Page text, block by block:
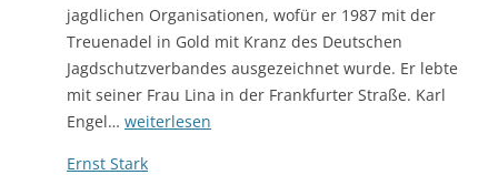
jagdlichen Organisationen, wofür er 1987 mit der
Treuenadel in Gold mit Kranz des Deutschen
Jagdschutzverbandes ausgezeichnet wurde. Er lebte
mit seiner Frau Lina in der Frankfurter Straße. Karl
Engel… Engel,
weiterlesen
Ernst Stark